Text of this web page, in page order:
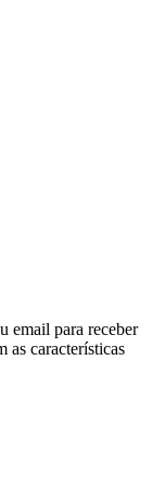
email para receber
as características